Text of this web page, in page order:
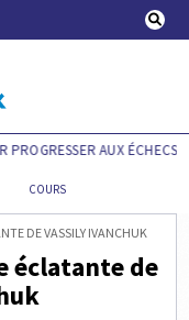
AUX ÉCHECS !
COURS
DE VASSILY IVANCHUK
éclatante de